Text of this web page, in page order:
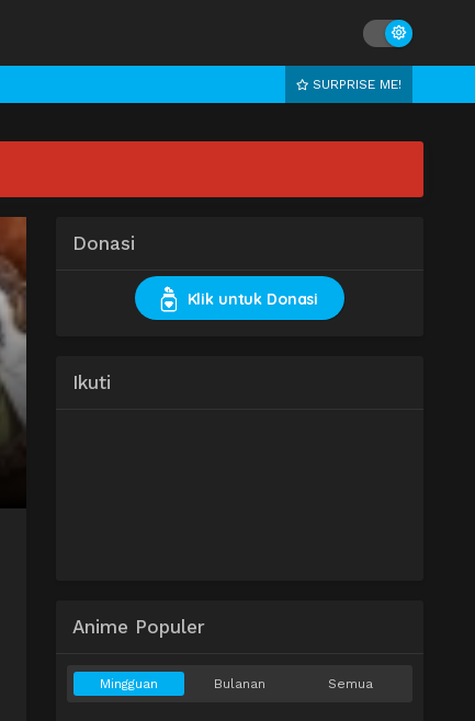
SURPRISE ME!
Donasi
Klik untuk Donasi
Ikuti
Anime Populer
Mingguan Bulanan Semua